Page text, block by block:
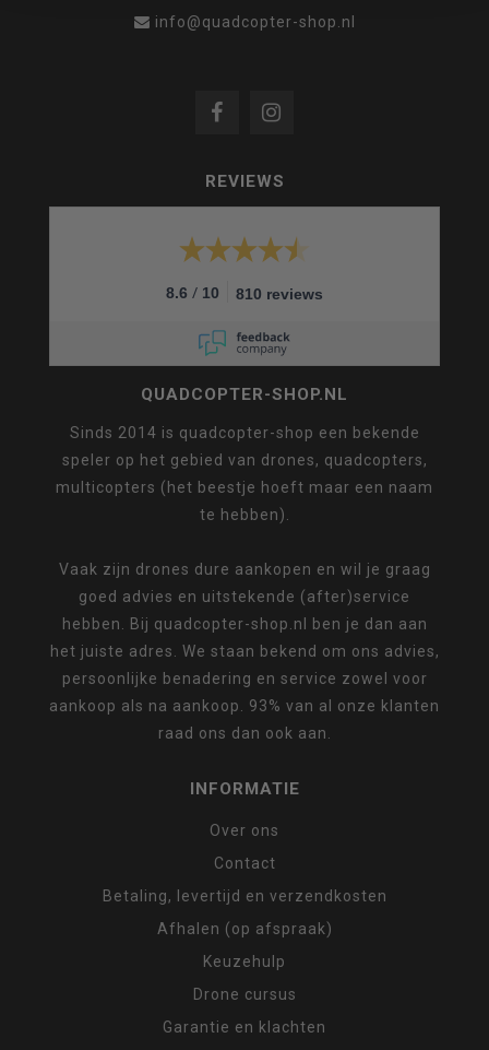
info@quadcopter-shop.nl
REVIEWS
8.6 / 10 810 reviews
QUADCOPTER-SHOP.NL
Sinds 2014 is quadcopter-shop een bekende
speler op het gebied van drones, quadcopters,
multicopters (het beestje hoeft maar een naam
te hebben).
Vaak zijn drones dure aankopen en wil je graag
goed advies en uitstekende (after)service
hebben. Bij quadcopter-shop.nl ben je dan aan
het juiste adres. We staan bekend om ons advies,
persoonlijke benadering en service zowel voor
aankoop als na aankoop. 93% van al onze klanten
raad ons dan ook aan.
INFORMATIE
Over ons
Contact
Betaling, levertijd en verzendkosten
Afhalen (op afspraak)
Keuzehulp
Drone cursus
Garantie en klachten